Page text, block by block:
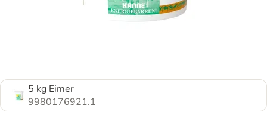
5 kg Eimer
9980176921.1